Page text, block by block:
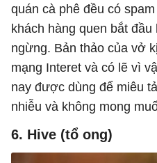
quán cà phê đều có
khách hàng quen bắt đầu
ngừng. Bản thảo của vở
mạng Interet và có lẽ vì
nay được dùng để miêu
nhiễu và không mong
6. Hive (tổ ong)